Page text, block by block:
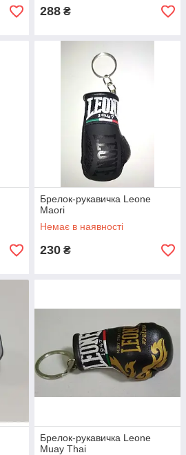
288 ₴
Брелок-рукавичка Leone
Maori
Немає в наявності
230 ₴
Брелок-рукавичка Leone
Muay Thai